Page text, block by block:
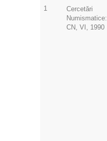
1
Cercetări
Numismatice:
CN, VI, 1990